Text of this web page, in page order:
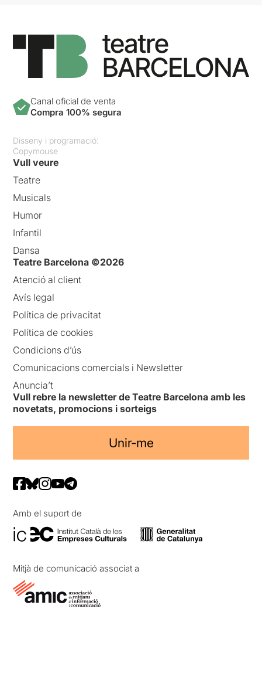
Canal oficial de venta
Compra 100% segura
Disseny i programació:
Copymouse
Vull veure
Teatre
Musicals
Humor
Infantil
Dansa
Teatre Barcelona ©2026
Atenció al client
Avís legal
Política de privacitat
Política de cookies
Condicions d’ús
Comunicacions comercials i Newsletter
Anuncia’t
Vull rebre la newsletter de Teatre Barcelona amb les
novetats, promocions i sorteigs
Unir-me
Amb el suport de
Mitjà de comunicació associat a